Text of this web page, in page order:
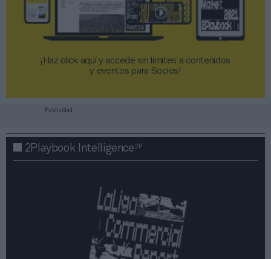
¡Haz click aquí y accede sin límites a contenidos
y eventos para Socios!​​​​​​​
Publicidad
2Playbook Intelligence2P